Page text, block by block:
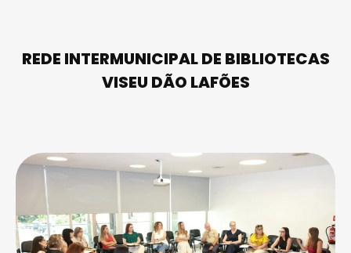
REDE INTERMUNICIPAL DE BIBLIOTECAS
VISEU DÃO LAFÕES